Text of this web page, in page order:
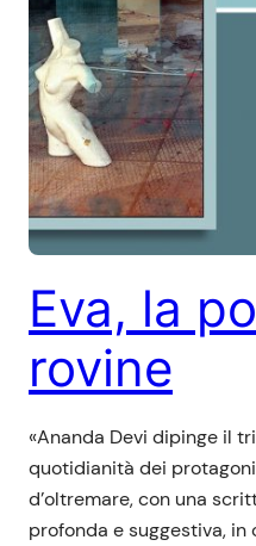
Eva, la
rovine
«Ananda Devi dipinge il
quotidianità dei
d’oltremare, con una
profonda e suggestiva, in